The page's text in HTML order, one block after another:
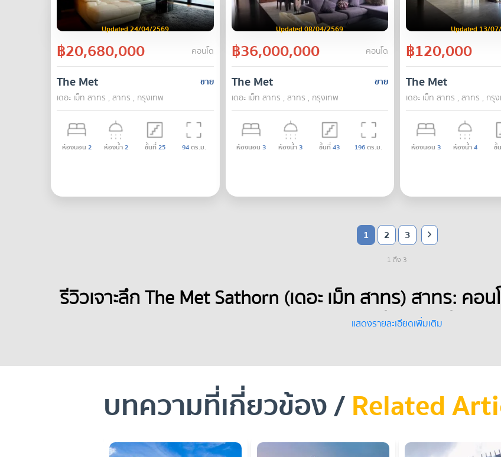
Updated 24/04/2569
฿20,680,000 คอนโด
ขาย
The Met
เดอะ เม็ท สาทร , สาทร , กรุงเทพ
ห้องนอน 2 ห้องน้ำ2 ชั้นที่25 94ตร.ม.
Updated 08/04/2569
฿36,000,000 คอนโด
ขาย
The Met
เดอะ เม็ท สาทร , สาทร , กรุงเทพ
ห้องนอน 3 ห้องน้ำ3 ชั้นที่43 196ตร.ม.
Updated 13/
฿120,000
The Met
เดอะ เม็ท สาทร , สาทร , กรุ
ห้องนอน 3 ห้องน้ำ4 ชั้
1 2 3
1 ถึง 3
รีวิวเจาะลึก The Met Sathorn (เดอะ เม็ท สาทร) สาทร: คอ
BTS ช่องนนทรี
แสดงรายละเอียดเพิ่มเติม
บทความที่เกี่ยวข้อง /Related